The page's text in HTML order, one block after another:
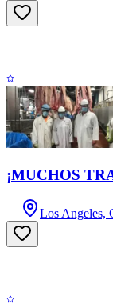
¡MUCHOS
Los Angeles,